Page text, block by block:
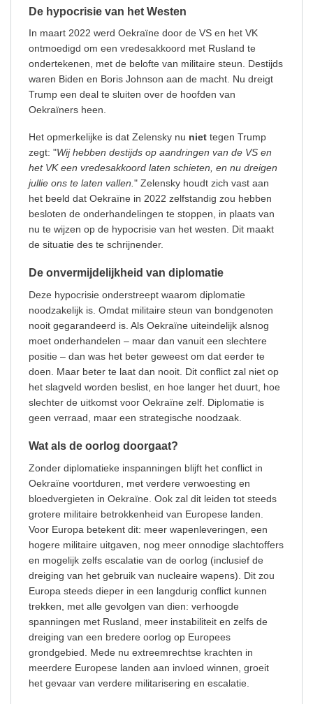
De hypocrisie van het Westen
In maart 2022 werd Oekraïne door de VS en het VK
ontmoedigd om een vredesakkoord met Rusland te
ondertekenen, met de belofte van militaire steun. Destijds
waren Biden en Boris Johnson aan de macht. Nu dreigt
Trump een deal te sluiten over de hoofden van
Oekraïners heen.
Het opmerkelijke is dat Zelensky nu niet tegen Trump
zegt: "Wij hebben destijds op aandringen van de VS en
het VK een vredesakkoord laten schieten, en nu dreigen
jullie ons te laten vallen. " Zelensky houdt zich vast aan
het beeld dat Oekraïne in 2022 zelfstandig zou hebben
besloten de onderhandelingen te stoppen, in plaats van
nu te wijzen op de hypocrisie van het westen. Dit maakt
de situatie des te schrijnender.
De onvermijdelijkheid van diplomatie
Deze hypocrisie onderstreept waarom diplomatie
noodzakelijk is. Omdat militaire steun van bondgenoten
nooit gegarandeerd is. Als Oekraïne uiteindelijk alsnog
moet onderhandelen – maar dan vanuit een slechtere
positie – dan was het beter geweest om dat eerder te
doen. Maar beter te laat dan nooit. Dit conflict zal niet op
het slagveld worden beslist, en hoe langer het duurt, hoe
slechter de uitkomst voor Oekraïne zelf. Diplomatie is
geen verraad, maar een strategische noodzaak.
Wat als de oorlog doorgaat?
Zonder diplomatieke inspanningen blijft het conflict in
Oekraïne voortduren, met verdere verwoesting en
bloedvergieten in Oekraïne. Ook zal dit leiden tot steeds
grotere militaire betrokkenheid van Europese landen.
Voor Europa betekent dit: meer wapenleveringen, een
hogere militaire uitgaven, nog meer onnodige slachtoffers
en mogelijk zelfs escalatie van de oorlog (inclusief de
dreiging van het gebruik van nucleaire wapens). Dit zou
Europa steeds dieper in een langdurig conflict kunnen
trekken, met alle gevolgen van dien: verhoogde
spanningen met Rusland, meer instabiliteit en zelfs de
dreiging van een bredere oorlog op Europees
grondgebied. Mede nu extreemrechtse krachten in
meerdere Europese landen aan invloed winnen, groeit
het gevaar van verdere militarisering en escalatie.